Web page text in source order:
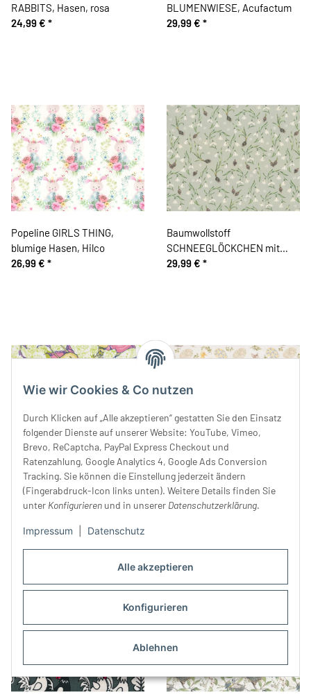
Alle akzeptieren
Konfigurieren
Ablehnen
Wie wir Cookies & Co nutzen
Durch Klicken auf „Alle akzeptieren“ gestatten Sie den Einsatz
folgender Dienste auf unserer Website: YouTube, Vimeo,
Brevo, ReCaptcha, PayPal Express Checkout und
Ratenzahlung, Google Analytics 4, Google Ads Conversion
Tracking. Sie können die Einstellung jederzeit ändern
(Fingerabdruck-Icon links unten). Weitere Details finden Sie
unter Konfigurieren und in unserer Datenschutzerklärung.
Impressum Datenschutz
RABBITS, Hasen, rosa
24,99 € *
BLUMENWIESE, Acufactum
29,99 € *
Popeline GIRLS THING,
blumige Hasen, Hilco
26,99 € *
Baumwollstoff
SCHNEEGLÖCKCHEN mit
Zwiebeln, Acufactum
29,99 € *
Patchworkstoff FEATHER
FLOCK, Königsküken,
apfelgrün-altrosa
20,99 € *
Westfalenstoffe TEXEL kbA,
Hasen und Enten, wollweiß-
gelb
25,99 €*